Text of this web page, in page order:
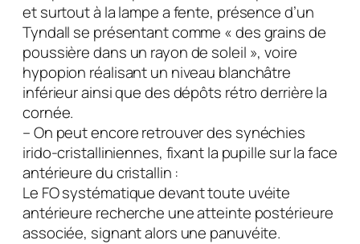
et surtout à la lampe a fente, présence d’un
Tyndall se présentant comme « des grains de
poussière dans un rayon de soleil », voire
hypopion réalisant un niveau blanchâtre
inférieur ainsi que des dépôts rétro derrière la
cornée.
– On peut encore retrouver des synéchies
irido-cristalliniennes, fixant la pupille sur la face
antérieure du cristallin :
Le FO systématique devant toute uvéite
antérieure recherche une atteinte postérieure
associée, signant alors une panuvéite.